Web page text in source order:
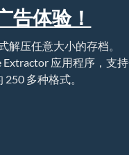
告体验！
解压任意大小的存档。
Extractor 应用程序，支
多种格式。